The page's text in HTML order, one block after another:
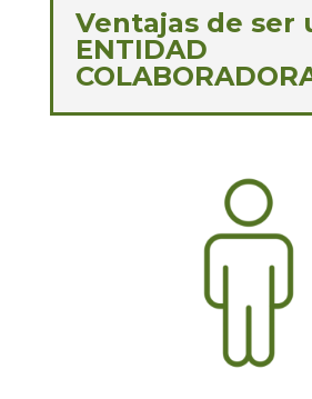
Ventajas de ser
ENTIDAD